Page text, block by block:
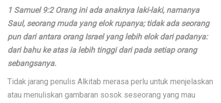
1 Samuel 9:2 Orang ini ada anaknya laki-laki, namanya
Saul, seorang muda yang elok rupanya; tidak ada seorang
pun dari antara orang Israel yang lebih elok dari padanya:
dari bahu ke atas ia lebih tinggi dari pada setiap orang
sebangsanya.
Tidak jarang penulis Alkitab merasa perlu untuk menjelaskan
atau menuliskan gambaran sosok seseorang yang mau